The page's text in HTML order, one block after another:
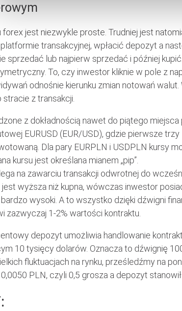
forex jest niezwykle proste. Trudniej jest
transakcyjnej, wpłacić depozyt a
sprzedać lub najpierw sprzedać i później
To, czy inwestor kliknie w pole z
odnośnie kierunku zmian notowań
z transakcji.
z dokładnością nawet do piątego
EURUSD (EUR/USD), gdzie pierwsze
Dla pary EURPLN i USDPLN kursy
kursu jest określana mianem „pip”.
na zawarciu transakcji odwrotnej do
wyższa niż kupna, wówczas inwestor
wysoki. A to wszystko dzięki dźwigni
zazwyczaj 1-2% wartości kontraktu.
depozyt umożliwia handlowanie
10 tysięcy dolarów. Oznacza to dźwignię
fluktuacjach na rynku, prześledźmy na
PLN, czyli 0,5 grosza a depozyt